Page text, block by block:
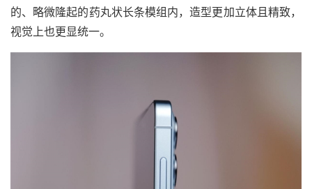
的、略微隆起的药丸状长条模组内，造型更加立体且精致，
视觉上也更显统一。